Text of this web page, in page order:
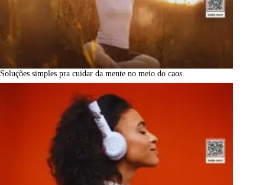
Soluções simples pra cuidar da mente no meio do caos.